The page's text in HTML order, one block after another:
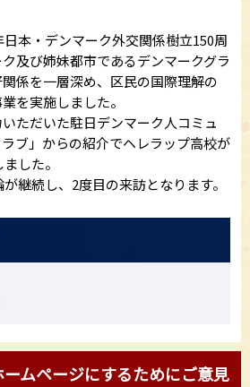
本・デンマーク外交関係樹立150周
及び姉妹都市であるデンマークグラ
係を一層深め、区民の国際理解の
を実施しました。
ただいた駐日デンマーク人コミュ
ブ」からの紹介でヘレラップ高校が
した。
継続し、2度目の来訪となります。
ムページにするためにご意見